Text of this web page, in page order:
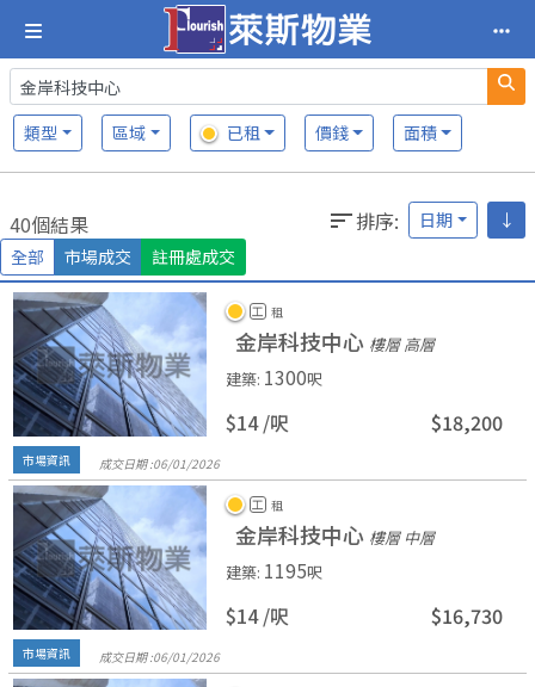
類型 區域 已租 價錢 面積
40個結果 排序: 日期
↓
全部
市場成交 註冊處成交
工 租
金岸科技中心 樓層 高層
建築: 1300呎
$14 /呎 $18,200
市場資訊 成交日期 :06/01/2026
工 租
金岸科技中心 樓層 中層
建築: 1195呎
$14 /呎 $16,730
市場資訊 成交日期 :06/01/2026